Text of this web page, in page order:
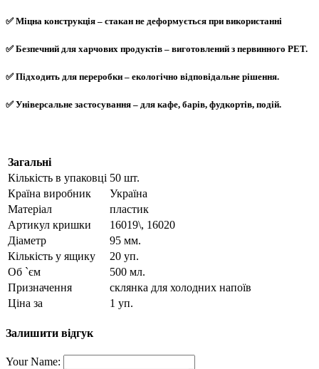
✅ Міцна конструкція – стакан не деформується при використанні
✅ Безпечний для харчових продуктів – виготовлений з первинного PET.
✅ Підходить для переробки – екологічно відповідальне рішення.
✅ Універсальне застосування – для кафе, барів, фудкортів, подій.
Загальні
Кількість в упаковці 50 шт.
Країна виробник
Україна
Матеріал
пластик
Артикул кришки
16019\, 16020
Діаметр
95 мм.
Кількість у ящику
20 уп.
Об `єм
500 мл.
Призначення
склянка для холодних напоїв
Ціна за
1 уп.
Залишити відгук
Your Name: